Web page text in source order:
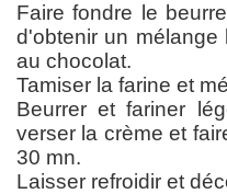
Faire fondre le
d'obtenir un
au chocolat.
Tamiser la farine et
Beurrer et fariner
verser la crème et
30 mn.
Laisser refroidir et